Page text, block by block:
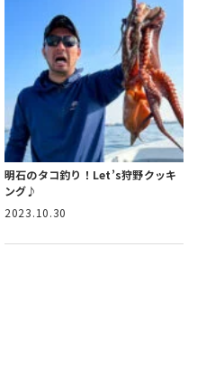
明石のタコ釣り！Let’s狩野クッキ
ング♪
2023.10.30